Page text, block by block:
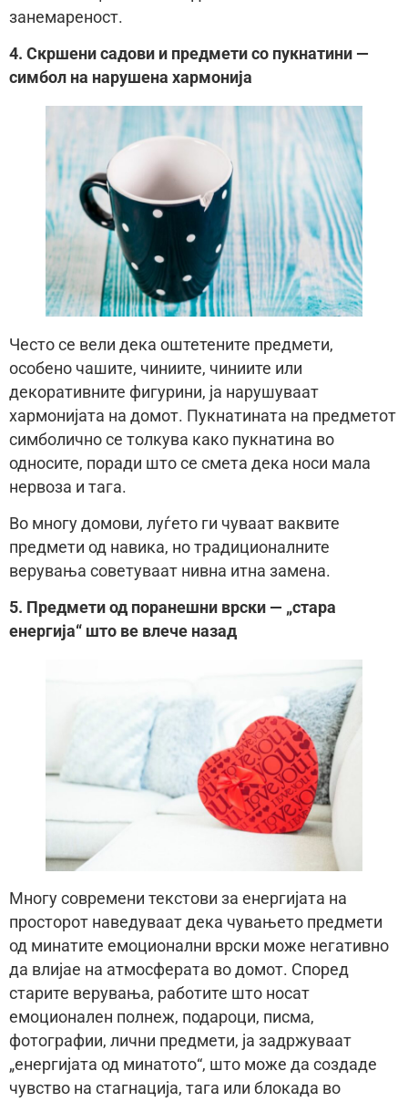
занемареност.
4. Скршени садови и предмети со пукнатини —
симбол на нарушена хармонија
Често се вели дека оштетените предмети,
особено чашите, чиниите, чиниите или
декоративните фигурини, ја нарушуваат
хармонијата на домот. Пукнатината на предметот
симболично се толкува како пукнатина во
односите, поради што се смета дека носи мала
нервоза и тага.
Во многу домови, луѓето ги чуваат ваквите
предмети од навика, но традиционалните
верувања советуваат нивна итна замена.
5. Предмети од поранешни врски — „стара
енергија“ што ве влече назад
Многу современи текстови за енергијата на
просторот наведуваат дека чувањето предмети
од минатите емоционални врски може негативно
да влијае на атмосферата во домот. Според
старите верувања, работите што носат
емоционален полнеж, подароци, писма,
фотографии, лични предмети, ја задржуваат
„енергијата од минатото“, што може да создаде
чувство на стагнација, тага или блокада во